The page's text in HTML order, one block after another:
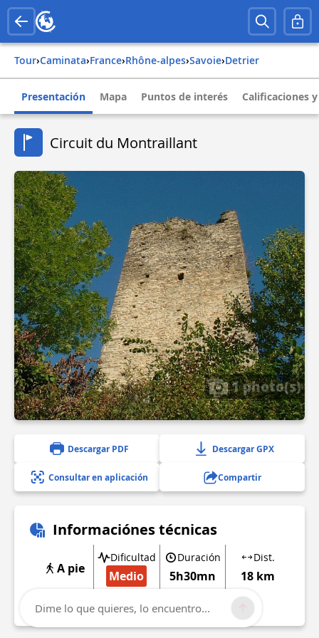
Tour› Caminata› france› rhône-alpes› savoie› detrier
Presentación Mapa Puntos de interés Calificaciones
Circuit du Montraillant
1 photo(s)
Descargar PDF Descargar GPX
Consultar en aplicación Compartir
Informaciónes técnicas
A pie
Dificultad
Medio
Duración
5h30mn
Dist.
18 km
Mostrar más
Dime lo que quieres, lo encuentro...